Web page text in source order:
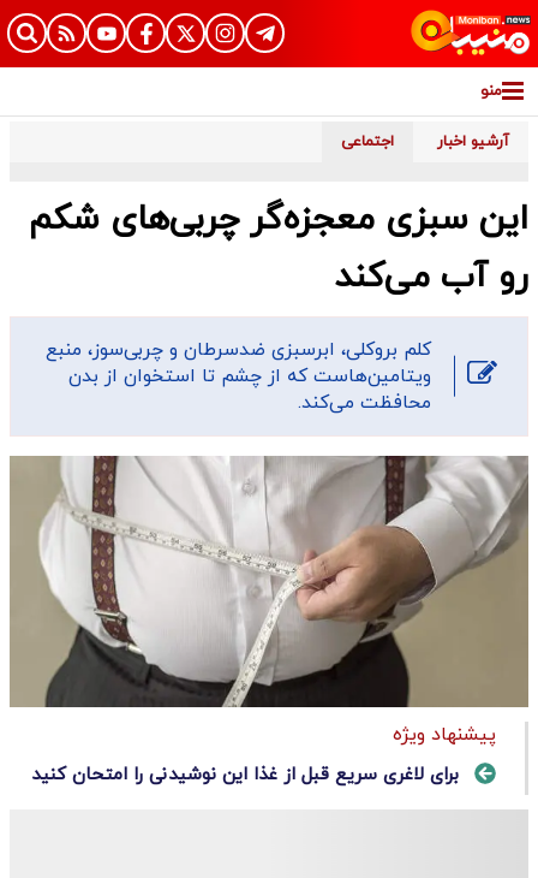
منو
آرشیو اخبار اجتماعی
این سبزی معجزه‌گر چربی‌های شکم
رو آب می‌کند
کلم بروکلی، ابرسبزی ضدسرطان و چربی‌سوز، منبع
ویتامین‌هاست که از چشم تا استخوان از بدن
محافظت می‌کند.
پیشنهاد ویژه
برای لاغری سریع قبل از غذا این نوشیدنی را امتحان کنید